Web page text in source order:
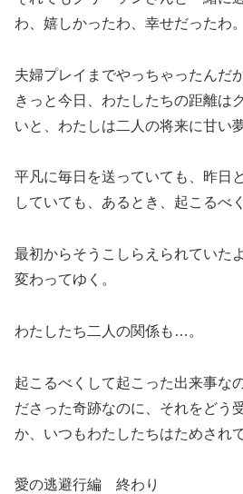
わ、嬉しかったわ、幸せだったわ。
夫婦プレイまでやっちゃったんだ
きっと今日、わたしたちの距離は
いと、わたしは二人の将来に甘い
平凡に毎日を送っていても、昨日
していても、あるとき、起こるべ
最初からそうこしらえられていた
変わってゆく。
わたしたち二人の関係も…。
起こるべくして起こった出来事な
ださった奇跡なのに、それをどう
か、いつもわたしたちはためされ
愛の逃避行編 終わり